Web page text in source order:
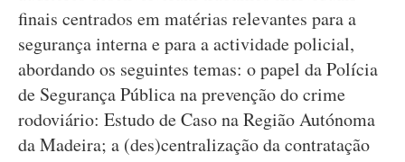
finais centrados em matérias relevantes para a
segurança interna e para a actividade policial,
abordando os seguintes temas: o papel da Polícia
de Segurança Pública na prevenção do crime
rodoviário: Estudo de Caso na Região Autónoma
da Madeira; a (des)centralização da contratação